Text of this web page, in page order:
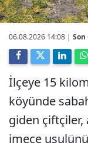
06.08.2026 14:08 |
İlçeye 15
köyünde
giden çiftçiler,
imece